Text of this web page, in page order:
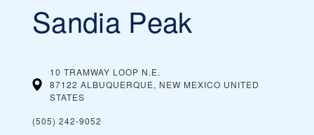
Sandia Peak
10 TRAMWAY LOOP N.E.
87122 ALBUQUERQUE, NEW MEXICO UNITED
STATES
(505) 242-9052